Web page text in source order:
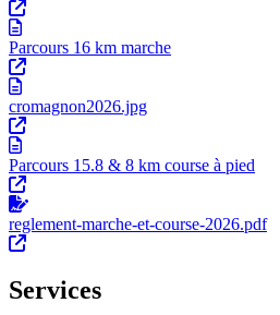
Parcours 16 km marche
cromagnon2026.jpg
Parcours 15.8 & 8 km course à pied
reglement-marche-et-course-2026.pdf
Services